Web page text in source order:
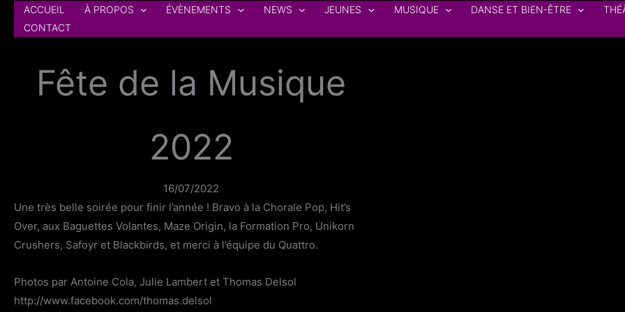
ACCUEIL À PROPOS ÉVÈNEMENTS NEWS JEUNES MUSIQUE DANSE ET BIEN-ÊTRE
CONTACT
Fête de la Musique
2022
16/07/2022
Une très belle soirée pour finir l’année ! Bravo à la Chorale Pop, Hit’s
Over, aux Baguettes Volantes, Maze Origin, la Formation Pro, Unikorn
Crushers, Safoyr et Blackbirds, et merci à l’équipe du Quattro.
Photos par Antoine Cola, Julie Lambert et Thomas Delsol
http://www.facebook.com/thomas.delsol